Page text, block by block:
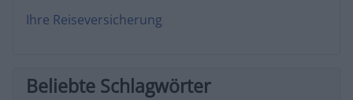
Ihre Reiseversicherung
Beliebte Schlagwörter